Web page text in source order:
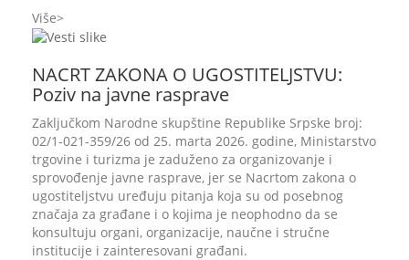
Više
NACRT ZAKONA O UGOSTITELJSTVU:
Poziv na javne rasprave
Zaključkom Narodne skupštine Republike Srpske broj:
02/1-021-359/26 od 25. marta 2026. godine, Ministarstvo
trgovine i turizma je zaduženo za organizovanje i
sprovođenje javne rasprave, jer se Nacrtom zakona o
ugostiteljstvu uređuju pitanja koja su od posebnog
značaja za građane i o kojima je neophodno da se
konsultuju organi, organizacije, naučne i stručne
institucije i zainteresovani građani.